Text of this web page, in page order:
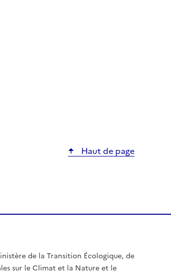
Haut de page
de la Transition Écologique, de
sur le Climat et la Nature et le